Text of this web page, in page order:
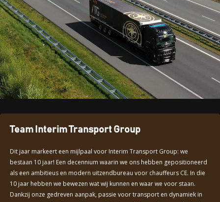
Team Interim Transport Group
Dit jaar markeert een mijlpaal voor Interim Transport Group: we
bestaan 10 jaar! Een decennium waarin we ons hebben gepositioneerd
als een ambitieus en modern uitzendbureau voor chauffeurs CE. In die
10 jaar hebben we bewezen wat wij kunnen en waar we voor staan.
Dankzij onze gedreven aanpak, passie voor transport en dynamiek in